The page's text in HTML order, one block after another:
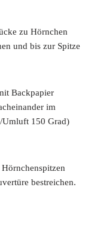
zu Hörnchen
und bis zur Spitze
Backpapier
im
Umluft 150 Grad)
bestreichen.